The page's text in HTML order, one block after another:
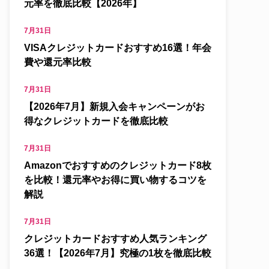
元率を徹底比較【2026年】
7月31日
VISAクレジットカードおすすめ16選！年会
費や還元率比較
7月31日
【2026年7月】新規入会キャンペーンがお
得なクレジットカードを徹底比較
7月31日
Amazonでおすすめのクレジットカード8枚
を比較！還元率やお得に買い物するコツを
解説
7月31日
クレジットカードおすすめ人気ランキング
36選！【2026年7月】究極の1枚を徹底比較